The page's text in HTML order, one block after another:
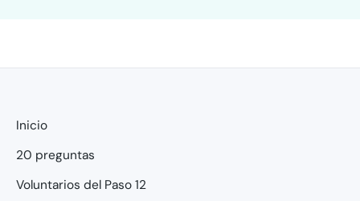
Inicio
20 preguntas
Voluntarios del Paso 12